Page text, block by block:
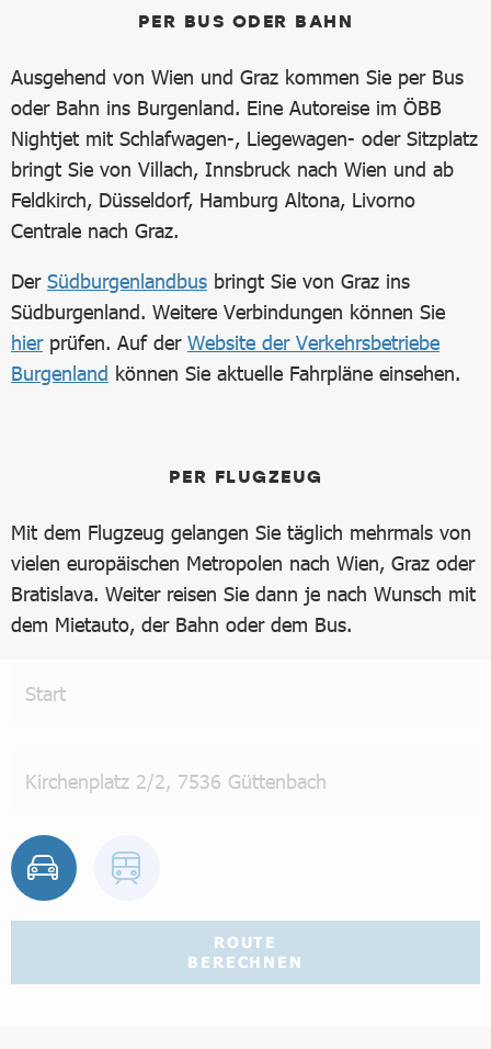
PER BUS ODER BAHN
Ausgehend von Wien und Graz kommen Sie per Bus
oder Bahn ins Burgenland. Eine Autoreise im ÖBB
Nightjet mit Schlafwagen-, Liegewagen- oder Sitzplatz
bringt Sie von Villach, Innsbruck nach Wien und ab
Feldkirch, Düsseldorf, Hamburg Altona, Livorno
Centrale nach Graz.
Der Südburgenlandbus bringt Sie von Graz ins
Südburgenland. Weitere Verbindungen können Sie
hierprüfen. Auf der Website der Verkehrsbetriebe
Burgenland können Sie aktuelle Fahrpläne einsehen.
PER FLUGZEUG
Mit dem Flugzeug gelangen Sie täglich mehrmals von
vielen europäischen Metropolen nach Wien, Graz oder
Bratislava. Weiter reisen Sie dann je nach Wunsch mit
dem Mietauto, der Bahn oder dem Bus.
ROUTE
BERECHNEN